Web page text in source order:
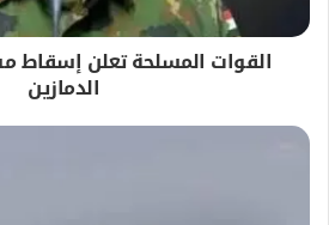
القوات المسلحة تعلن إسقاط
الدمازين